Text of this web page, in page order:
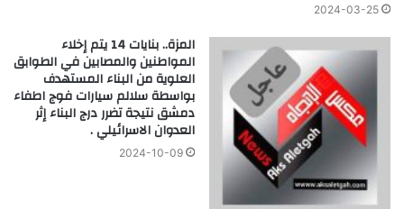
2024-03-25
المزة.. بنايات 14 يتم إخلاء
المواطنين والمصابين في الطوابق
العلوية من البناء المستهدف
بواسطة سلالم سيارات فوج اطفاء
دمشق نتيجة تضرر درج البناء إثر
العدوان الاسرائيلي .
2024-10-09